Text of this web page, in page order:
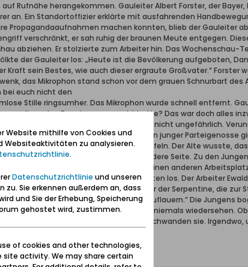
Rufnähe herangekommen. Gauleiter Albert Forster, der Bayer,
an. Ein Standortoffizier erklärte mit ausfahrenden
Propagandaaufnahmen machen konnten, blieb der Gauleiter
verschränkt, er sah ruhig der braunen Meute entgegen.
abziehen. Er stolzierte zum Arbeiter hin. Das Wochenschau-
der Gauleiter los: „Heute ist die Bevölkerung aufgeboten,
sein Bestes, wie auch dieser ergraute Großvater.“ Forster
das Mikrophon stand schon vor dem grauen Schnurbart des
bei euch nicht den
Stille ringsumher. Das Mikrophon wurde schnell entfernt.
die er den Danzigern gemacht hatte? Das war doch alles
in den Händen der Menschen waren nicht ungefährlich.
Geschichte davon. Nur einer, so ein junger Parteigenosse
Leute wieder, den Lehm fortzuschaufeln. Der Alte wusste,
kam über den Holzsteg auf die andere Seite. Zu den
sieht so aus, als wenn wir als Gruppe einen anderen
den Lehm vom Spaten und wanderten los. Der Arbeiter
auf derselben Wellenlänge funkten. Vor der Serpentine, die zur
„dort könnte euch eine HJ-Streife auflauern.“ Die Jungens
von ihnen sollte unser Jungchen niemals wiedersehen.
dichten Rotdornbüschen verschwanden sie. Irgendwo,
Website mithilfe von Cookies und
Websiteaktivitäten zu analysieren.
.
Datenschutzrichtlinie und unseren
Sie erkennen außerdem an, dass
und Sie der Erhebung, Speicherung
gehostet wird, zustimmen.
of cookies and other technologies,
site activity. We may share certain